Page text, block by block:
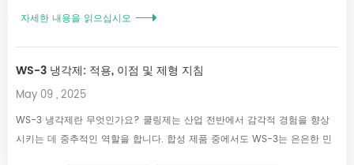
합성 냉각제 클래스에 속합니다. 멘톨과 달리 WS-23은 중립적인 냉각감을
제공하며 부드럽고 균형 잡힌 냉각 효과로 유명합니다. WS-23의 핵심 메커
니즘은 입, 피부 또는 기타 신...
자세한 내용을 읽으십시오
WS-3 냉각제: 적용, 이점 및 제형 지침
May 09 , 2025
WS-3 냉각제란 무엇인가요? 쿨링제는 산업 전반에서 감각적 경험을 향상
시키는 데 중추적인 역할을 합니다. 합성 제품 중에서도 WS-3는 은은한 민